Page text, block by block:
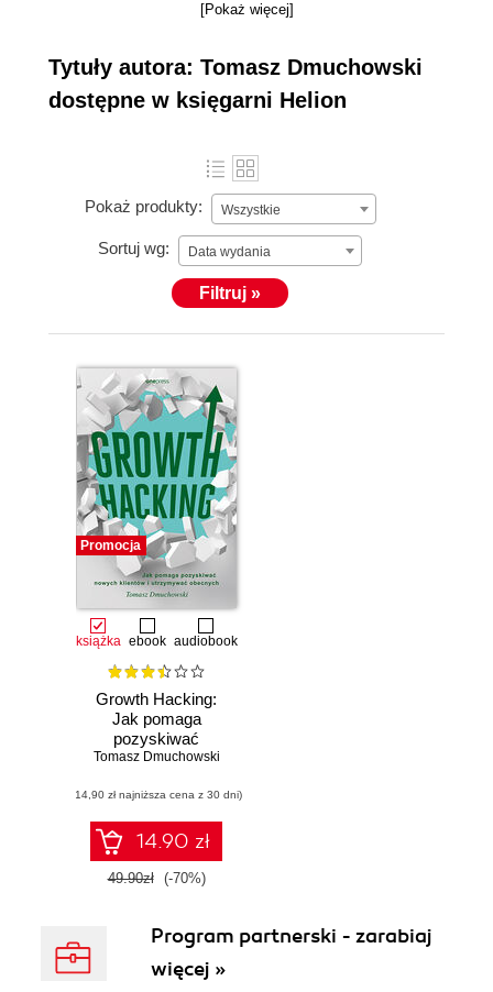
[Pokaż więcej]
Tytuły autora: Tomasz Dmuchowski
dostępne w księgarni Helion
Pokaż produkty: Wszystkie
Sortuj wg: Data wydania
Filtruj »
Promocja
książka ebook audiobook
Growth Hacking:
Jak pomaga
pozyskiwać
nowych klientów i
obecnych
Tomasz Dmuchowski
(14,90 zł najniższa cena z 30 dni)
14.90 zł
49.90zł (-70%)
Program partnerski - zarabiaj
więcej »